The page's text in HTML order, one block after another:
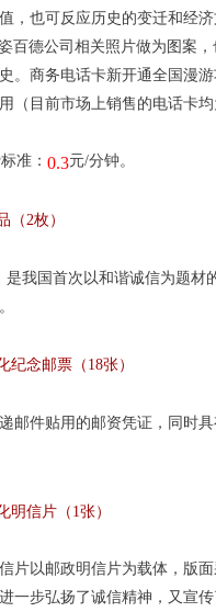
，也可反应历史的变迁和经济
百德公司相关照片做为图案
。商务电话卡新开通全国漫游
（目前市场上销售的电话卡
准：0.3元/分钟。
（2枚）
是我国首次以和谐诚信为题材
纪念邮票（18张）
邮件贴用的邮资凭证，同时具
明信片（1张）
片以邮政明信片为载体，版
一步弘扬了诚信精神，又宣